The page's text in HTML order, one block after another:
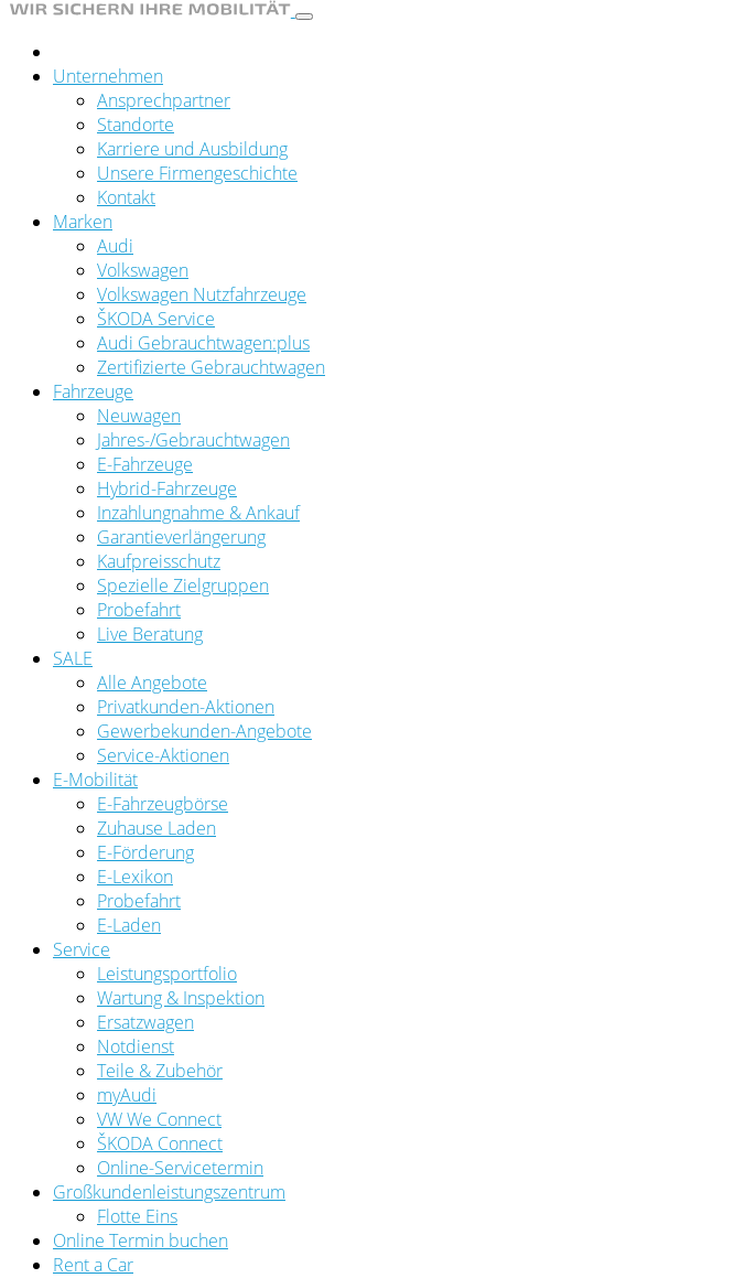
Unternehmen
Ansprechpartner
Standorte
Karriere und Ausbildung
Unsere Firmengeschichte
Kontakt
Marken
Audi
Volkswagen
Volkswagen Nutzfahrzeuge
ŠKODA Service
Audi Gebrauchtwagen:plus
Zertifizierte Gebrauchtwagen
Fahrzeuge
Neuwagen
Jahres-/Gebrauchtwagen
E-Fahrzeuge
Hybrid-Fahrzeuge
Inzahlungnahme & Ankauf
Garantieverlängerung
Kaufpreisschutz
Spezielle Zielgruppen
Probefahrt
Live Beratung
SALE
Alle Angebote
Privatkunden-Aktionen
Gewerbekunden-Angebote
Service-Aktionen
E-Mobilität
E-Fahrzeugbörse
Zuhause Laden
E-Förderung
E-Lexikon
Probefahrt
E-Laden
Service
Leistungsportfolio
Wartung & Inspektion
Ersatzwagen
Notdienst
Teile & Zubehör
myAudi
VW We Connect
ŠKODA Connect
Online-Servicetermin
Großkundenleistungszentrum
Flotte Eins
Online Termin buchen
Rent a Car